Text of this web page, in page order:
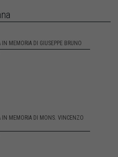
IN MEMORIA DI GIUSEPPE BRUNO
IN MEMORIA DI MONS. VINCENZO